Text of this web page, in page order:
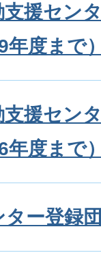
援セン
年度まで
援セン
年度まで
ー登録